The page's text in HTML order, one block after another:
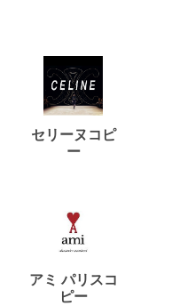
セリーヌコピ
ー
アミ パリスコ
ピー